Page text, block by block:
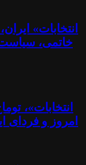
خاتمی،
امروز و فردای